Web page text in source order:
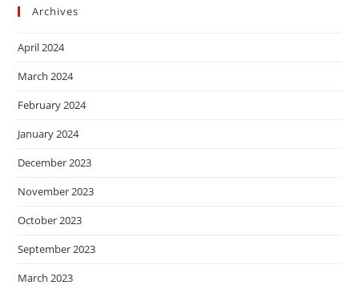
Archives
April 2024
March 2024
February 2024
January 2024
December 2023
November 2023
October 2023
September 2023
March 2023